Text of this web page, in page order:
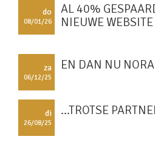
do
08/01/26
AL 40%
NIEUWE WEBSITE
za
06/12/25
EN DAN NU
di
26/08/25
...TROTSE